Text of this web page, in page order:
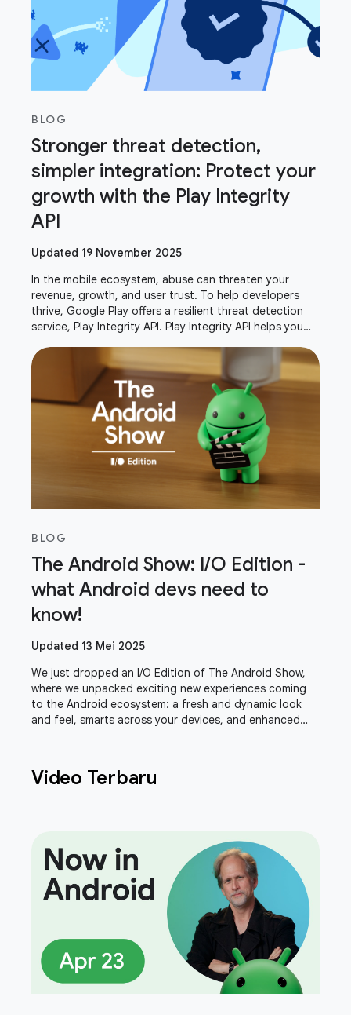
BLOG
Stronger threat detection,
simpler integration: Protect your
growth with the Play Integrity
API
Updated 19 November 2025
In the mobile ecosystem, abuse can threaten your
revenue, growth, and user trust. To help developers
thrive, Google Play offers a resilient threat detection
service, Play Integrity API. Play Integrity API helps you
BLOG
The Android Show: I/O Edition -
what Android devs need to
know!
Updated 13 Mei 2025
We just dropped an I/O Edition of The Android Show,
where we unpacked exciting new experiences coming
to the Android ecosystem: a fresh and dynamic look
and feel, smarts across your devices, and enhanced
Video Terbaru